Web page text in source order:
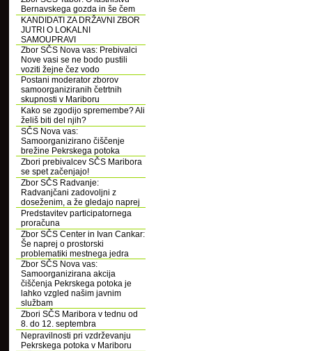
Bernavskega gozda in še čem
KANDIDATI ZA DRŽAVNI ZBOR
JUTRI O LOKALNI
SAMOUPRAVI
Zbor SČS Nova vas: Prebivalci
Nove vasi se ne bodo pustili
voziti žejne čez vodo
Postani moderator zborov
samoorganiziranih četrtnih
skupnosti v Mariboru
Kako se zgodijo spremembe? Ali
želiš biti del njih?
SČS Nova vas:
Samoorganizirano čiščenje
brežine Pekrskega potoka
Zbori prebivalcev SČS Maribora
se spet začenjajo!
Zbor SČS Radvanje:
Radvanjčani zadovoljni z
doseženim, a že gledajo naprej
Predstavitev participatornega
proračuna
Zbor SČS Center in Ivan Cankar:
Še naprej o prostorski
problematiki mestnega jedra
Zbor SČS Nova vas:
Samoorganizirana akcija
čiščenja Pekrskega potoka je
lahko vzgled našim javnim
službam
Zbori SČS Maribora v tednu od
8. do 12. septembra
Nepravilnosti pri vzdrževanju
Pekrskega potoka v Mariboru